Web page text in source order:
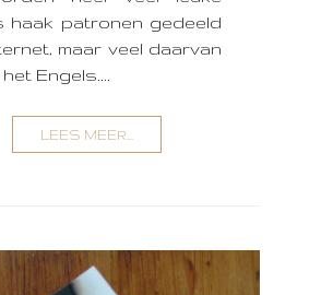
haak patronen gedeeld
maar veel daarvan
Engels....
LEES MEER...